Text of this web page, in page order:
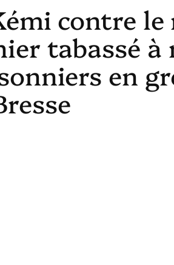
contre le
tabassé à
en